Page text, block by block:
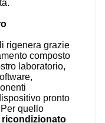
rigenera grazie
composto
laboratorio,
pronto
quello
ricondizionato